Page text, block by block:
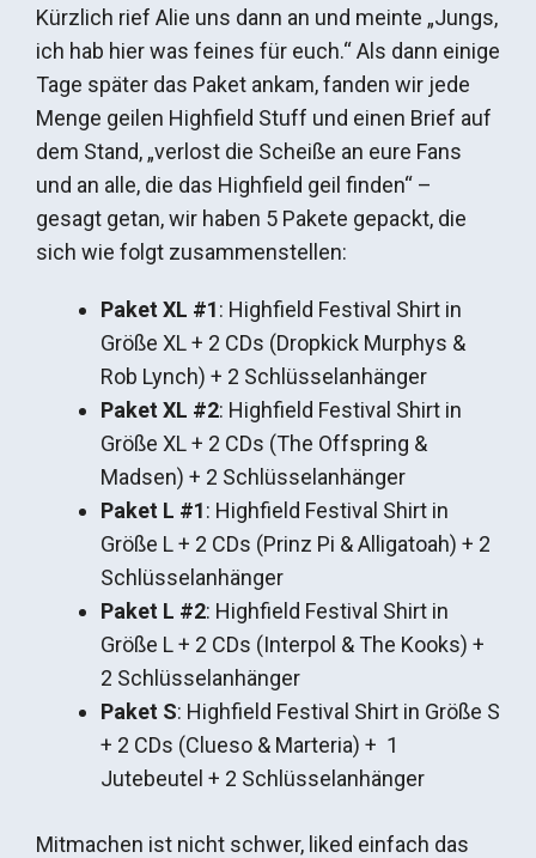
Kürzlich rief Alie uns dann an und meinte „Jungs,
ich hab hier was feines für euch.“ Als dann einige
Tage später das Paket ankam, fanden wir jede
Menge geilen Highfield Stuff und einen Brief auf
dem Stand, „verlost die Scheiße an eure Fans
und an alle, die das Highfield geil finden“ –
gesagt getan, wir haben 5 Pakete gepackt, die
sich wie folgt zusammenstellen:
Paket XL #1: Highfield Festival Shirt in
Größe XL + 2 CDs (Dropkick Murphys &
Rob Lynch) + 2 Schlüsselanhänger
Paket XL #2: Highfield Festival Shirt in
Größe XL + 2 CDs (The Offspring &
Madsen) + 2 Schlüsselanhänger
Paket L #1: Highfield Festival Shirt in
Größe L + 2 CDs (Prinz Pi & Alligatoah) + 2
Schlüsselanhänger
Paket L #2: Highfield Festival Shirt in
Größe L + 2 CDs (Interpol & The Kooks) +
2 Schlüsselanhänger
Paket S: Highfield Festival Shirt in Größe S
+ 2 CDs (Clueso & Marteria) + 1
Jutebeutel + 2 Schlüsselanhänger
Mitmachen ist nicht schwer, liked einfach das